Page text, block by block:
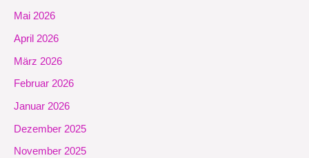
Mai 2026
April 2026
März 2026
Februar 2026
Januar 2026
Dezember 2025
November 2025